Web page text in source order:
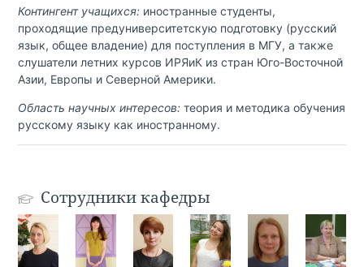
Контингент учащихся:иностранные студенты,
проходящие предуниверситетскую подготовку (русский
язык, общее владение) для поступления в МГУ, а также
слушатели летних курсов ИРЯиК из стран Юго-Восточной
Азии, Европы и Северной Америки.
Область научных интересов:теория и методика обучения
русскому языку как иностранному.
Сотрудники кафедры